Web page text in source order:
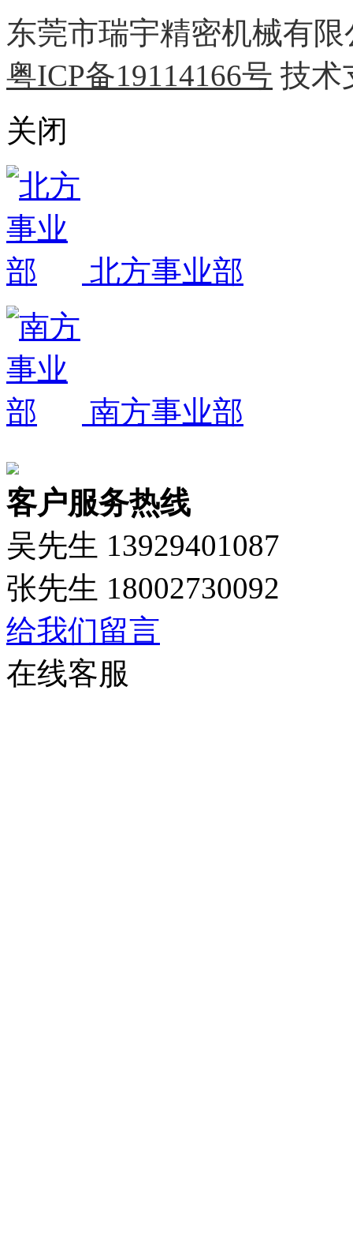
东莞市瑞宇精密机械有
粤ICP备19114166号 技术
关闭
北方事业部
南方事业部
客户服务热线
吴先生 13929401087
张先生 18002730092
给我们留言
在线客服